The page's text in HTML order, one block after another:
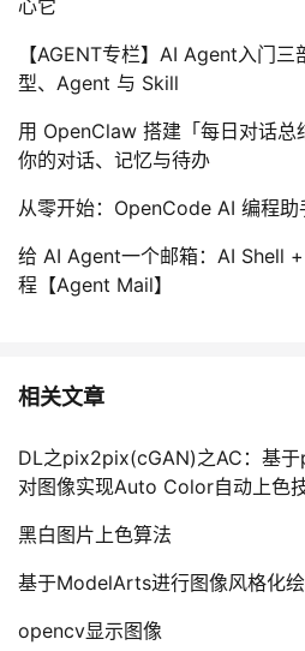
心它
【AGENT专栏】AI Agent入门
型、Agent 与 Skill
用 OpenClaw 搭建「每日对话总
你的对话、记忆与待办
从零开始：OpenCode AI 编程助
给 AI Agent一个邮箱：AI Shell
程【Agent Mail】
相关文章
DL之pix2pix(cGAN)之AC：基
对图像实现Auto Color自动上色
黑白图片上色算法
基于ModelArts进行图像风格化
opencv显示图像